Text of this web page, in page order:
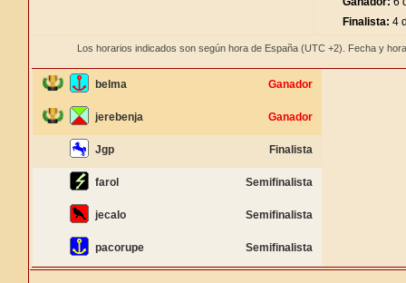
Finalista: 4
Los horarios indicados son según hora de España (UTC +2). Fecha y
belma Ganador
jerebenja Ganador
Jgp Finalista
farol Semifinalista
jecalo Semifinalista
pacorupe Semifinalista